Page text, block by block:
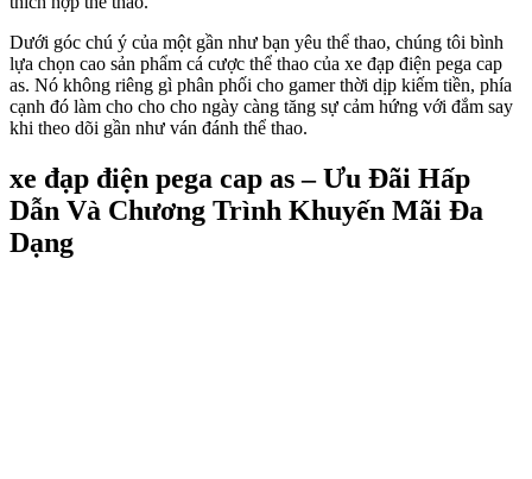
Dưới góc chú ý của một gần như bạn yêu thể thao, chúng tôi bình
lựa chọn cao sản phẩm cá cược thể thao của xe đạp điện pega cap
as. Nó không riêng gì phân phối cho gamer thời dịp kiếm tiền, phía
cạnh đó làm cho cho cho ngày càng tăng sự cảm hứng với đắm say
khi theo dõi gần như ván đánh thể thao.
xe đạp điện pega cap as – Ưu Đãi Hấp
Dẫn Và Chương Trình Khuyến Mãi Đa
Dạng